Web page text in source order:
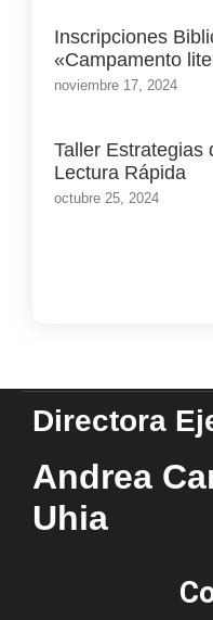
Inscripciones
«Campamento
noviembre 17, 2024
Taller Estrategias
Lectura Rápida
octubre 25, 2024
Directora
Andrea
Uhia